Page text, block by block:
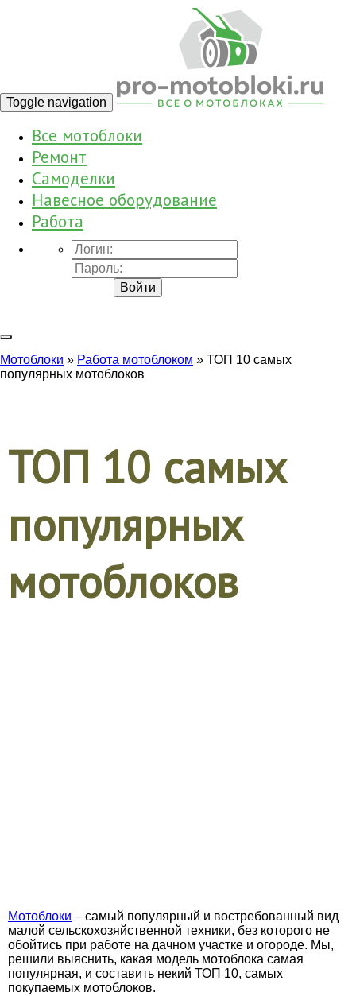
Toggle navigation
Все мотоблоки
Ремонт
Самоделки
Навесное оборудование
Работа
Войти
Мотоблоки » Работа мотоблоком » ТОП 10 самых
популярных мотоблоков
ТОП 10 самых
популярных
мотоблоков
Мотоблоки – самый популярный и востребованный вид
малой сельскохозяйственной техники, без которого не
обойтись при работе на дачном участке и огороде. Мы,
решили выяснить, какая модель мотоблока самая
популярная, и составить некий ТОП 10, самых
покупаемых мотоблоков.